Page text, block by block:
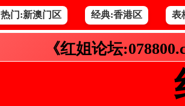
热门:新澳门区 经典:香港区 表
《红姐论坛